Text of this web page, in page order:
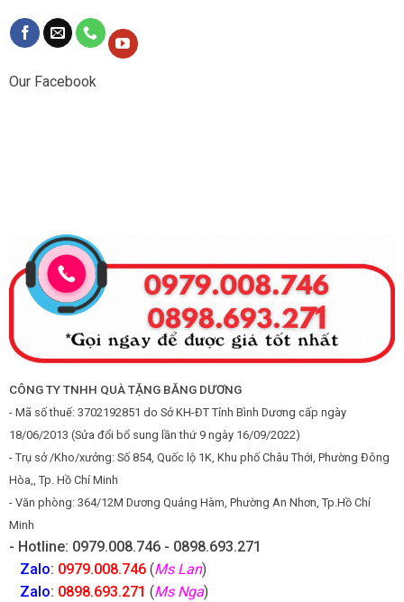
Our Facebook
CÔNG TY TNHH QUÀ TẶNG BĂNG DƯƠNG
- Mã số thuế: 3702192851 do Sở KH-ĐT Tỉnh Bình Dương cấp ngày
18/06/2013 (Sửa đổi bổ sung lần thứ 9 ngày 16/09/2022)
- Trụ sở /Kho/xưởng: Số 854, Quốc lộ 1K, Khu phố Châu Thới, Phường Đông
Hòa,, Tp. Hồ Chí Minh
- Văn phòng: 364/12M Dương Quảng Hàm, Phường An Nhơn, Tp.Hồ Chí
Minh
- Hotline: 0979.008.746 - 0898.693.271
Zalo: 0979.008.746 (Ms Lan)
Zalo: 0898.693.271 (Ms Nga)